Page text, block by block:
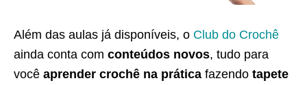
Além das aulas já disponíveis, o Club do Crochê
ainda conta com conteúdos novos, tudo para
você aprender crochê na prática fazendo tapete